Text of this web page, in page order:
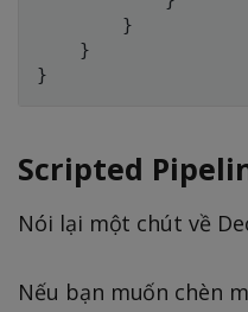
        }
    }
Scripted
Nói lại một chút về
Nếu bạn muốn chèn